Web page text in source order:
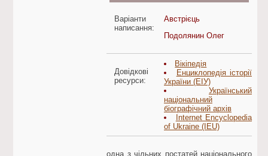
Варіанти
написання:
Австрієць
Подолянин Олег
Довідкові
ресурси:
Вікіпедія
Енциклопедія історії
України (ЕІУ)
Український
національний
біографічний архів
Internet Encyclopedia
of Ukraine (IEU)
одна з чільних постатей національного